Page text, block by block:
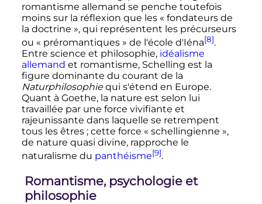
romantisme allemand se penche toutefois
moins sur la réflexion que les « fondateurs de
la doctrine », qui représentent les précurseurs
ou « préromantiques » de l'école d'Iéna[8].
Entre science et philosophie, idéalisme
allemand et romantisme, Schelling est la
figure dominante du courant de la
Naturphilosophiequi s'étend en Europe.
Quant à Goethe, la nature est selon lui
travaillée par une force vivifiante et
rajeunissante dans laquelle se retrempent
tous les êtres ; cette force « schellingienne »,
de nature quasi divine, rapproche le
naturalisme du panthéisme[9].
Romantisme, psychologie et
philosophie